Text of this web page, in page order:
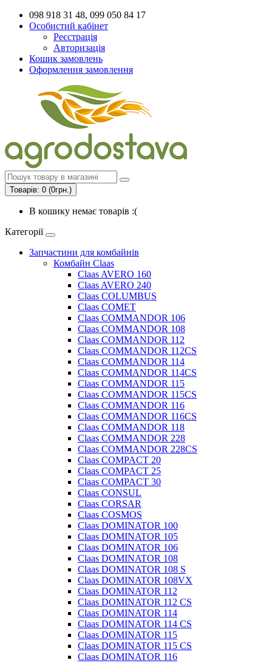
098 918 31 48, 099 050 84 17
Особистий кабінет
Реєстрація
Авторизація
Кошик замовлень
Оформлення замовлення
Товарів: 0 (0грн.)
В кошику немає товарів :(
Категорії
Запчастини для комбайнів
Комбайн Claas
Claas AVERO 160
Claas AVERO 240
Claas COLUMBUS
Claas COMET
Claas COMMANDOR 106
Claas COMMANDOR 108
Claas COMMANDOR 112
Claas COMMANDOR 112CS
Claas COMMANDOR 114
Claas COMMANDOR 114CS
Claas COMMANDOR 115
Claas COMMANDOR 115CS
Claas COMMANDOR 116
Claas COMMANDOR 116CS
Claas COMMANDOR 118
Claas COMMANDOR 228
Claas COMMANDOR 228CS
Claas COMPACT 20
Claas COMPACT 25
Claas COMPACT 30
Claas CONSUL
Claas CORSAR
Claas COSMOS
Claas DOMINATOR 100
Claas DOMINATOR 105
Claas DOMINATOR 106
Claas DOMINATOR 108
Claas DOMINATOR 108 S
Claas DOMINATOR 108VX
Claas DOMINATOR 112
Claas DOMINATOR 112 CS
Claas DOMINATOR 114
Claas DOMINATOR 114 CS
Claas DOMINATOR 115
Claas DOMINATOR 115 CS
Claas DOMINATOR 116